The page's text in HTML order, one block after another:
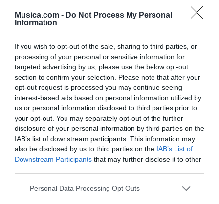
Musica.com - Do Not Process My Personal
Information
If you wish to opt-out of the sale, sharing to third parties, or
processing of your personal or sensitive information for
targeted advertising by us, please use the below opt-out
section to confirm your selection. Please note that after your
opt-out request is processed you may continue seeing
interest-based ads based on personal information utilized by
us or personal information disclosed to third parties prior to
your opt-out. You may separately opt-out of the further
disclosure of your personal information by third parties on the
IAB’s list of downstream participants. This information may
also be disclosed by us to third parties on the IAB’s List of
Downstream Participants that may further disclose it to other
Personal Data Processing Opt Outs
Biografía de Eiffel 65
Eiffel 65: Un Viaje a Través del Tiempo y el
Ranking de Eiffel 65
Eiffel 65no está entre los 500 artistas más
apoyados y visitados de esta semana.
¿Apoyar a Eiffel 65?
19 0